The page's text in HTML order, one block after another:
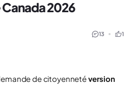
2026
13 1
de citoyennetéversion